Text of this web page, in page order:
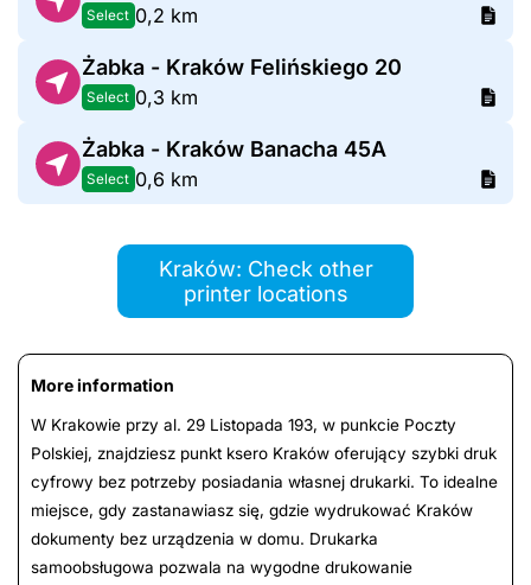
Select 0,2 km
Żabka - Kraków Felińskiego 20
Select 0,3 km
Żabka - Kraków Banacha 45A
Select 0,6 km
Kraków: Check other
printer locations
More information
W Krakowie przy al. 29 Listopada 193, w punkcie Poczty
Polskiej, znajdziesz punkt ksero Kraków oferujący szybki druk
cyfrowy bez potrzeby posiadania własnej drukarki. To idealne
miejsce, gdy zastanawiasz się, gdzie wydrukować Kraków
dokumenty bez urządzenia w domu. Drukarka
samoobsługowa pozwala na wygodne drukowanie